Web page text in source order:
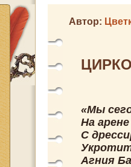
Автор:
«Мы
На
С
Агния